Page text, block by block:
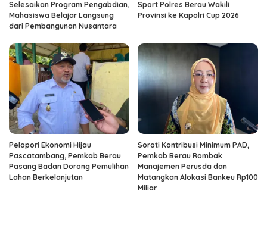
Selesaikan Program Pengabdian,
Mahasiswa Belajar Langsung
dari Pembangunan Nusantara
Sport Polres Berau Wakili
Provinsi ke Kapolri Cup 2026
Pelopori Ekonomi Hijau
Pascatambang, Pemkab Berau
Pasang Badan Dorong Pemulihan
Lahan Berkelanjutan
Soroti Kontribusi Minimum PAD,
Pemkab Berau Rombak
Manajemen Perusda dan
Matangkan Alokasi Bankeu Rp100
Miliar